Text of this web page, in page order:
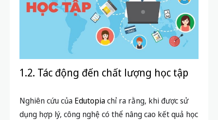
1.2. Tác động đến chất lượng học tập
Nghiên cứu của Edutopiachỉ ra rằng, khi được sử
dụng hợp lý, công nghệ có thể nâng cao kết quả học